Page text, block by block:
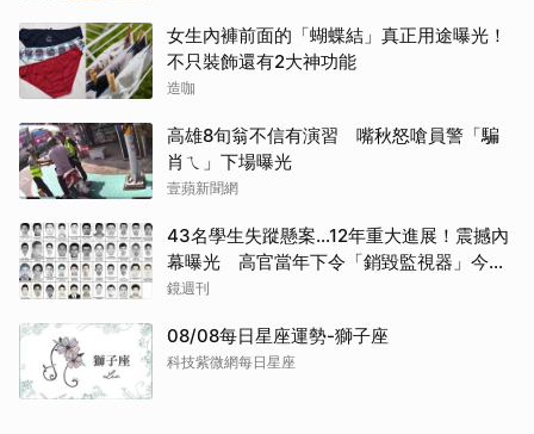
女生內褲前面的「蝴蝶結」真正用途曝光！
不只裝飾還有2大神功能
造咖
高雄8旬翁不信有演習 嘴秋怒嗆員警「騙
肖ㄟ」下場曝光
壹蘋新聞網
43名學生失蹤懸案...12年重大進展！震撼內
幕曝光 高官當年下令「銷毀監視器」今遭
逮
鏡週刊
08/08每日星座運勢-獅子座
科技紫微網每日星座